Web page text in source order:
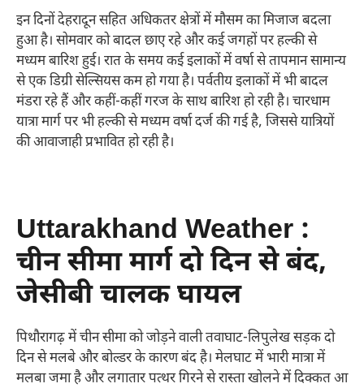
इन दिनों देहरादून सहित अधिकतर क्षेत्रों में मौसम का मिजाज बदला
हुआ है। सोमवार को बादल छाए रहे और कई जगहों पर हल्की से
मध्यम बारिश हुई। रात के समय कई इलाकों में वर्षा से तापमान सामान्य
से एक डिग्री सेल्सियस कम हो गया है। पर्वतीय इलाकों में भी बादल
मंडरा रहे हैं और कहीं-कहीं गरज के साथ बारिश हो रही है। चारधाम
यात्रा मार्ग पर भी हल्की से मध्यम वर्षा दर्ज की गई है, जिससे यात्रियों
की आवाजाही प्रभावित हो रही है।
Uttarakhand Weather :
चीन सीमा मार्ग दो दिन से बंद,
जेसीबी चालक घायल
पिथौरागढ़ में चीन सीमा को जोड़ने वाली तवाघाट-लिपुलेख सड़क दो
दिन से मलबे और बोल्डर के कारण बंद है। मेलघाट में भारी मात्रा में
मलबा जमा है और लगातार पत्थर गिरने से रास्ता खोलने में दिक्कत आ